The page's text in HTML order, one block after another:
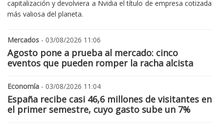
capitalización y devolviera a Nvidia el título de empresa cotizada
más valiosa del planeta.
Mercados - 03/08/2026 11:06
Agosto pone a prueba al mercado: cinco
eventos que pueden romper la racha alcista
Economía - 03/08/2026 11:04
España recibe casi 46,6 millones de visitantes en
el primer semestre, cuyo gasto sube un 7%